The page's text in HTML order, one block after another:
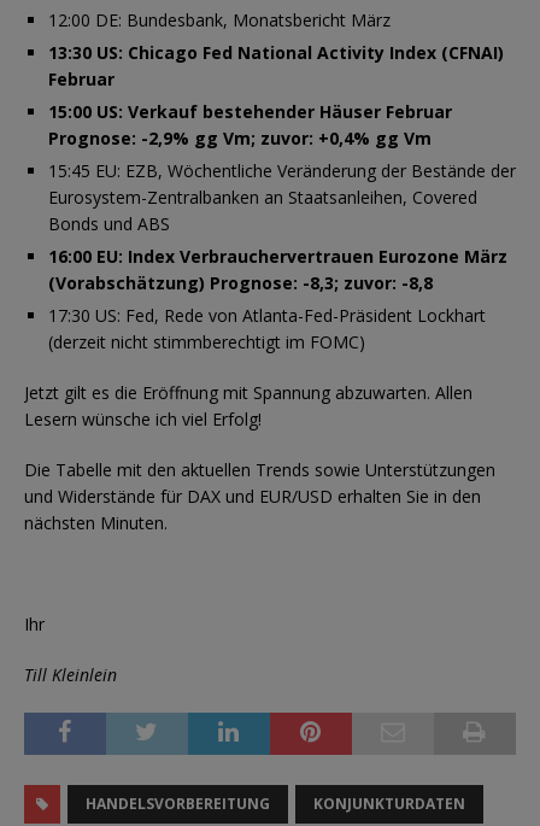
12:00 DE: Bundesbank, Monatsbericht März
13:30 US: Chicago Fed National Activity Index (CFNAI)
Februar
15:00 US: Verkauf bestehender Häuser Februar
Prognose: -2,9% gg Vm; zuvor: +0,4% gg Vm
15:45 EU: EZB, Wöchentliche Veränderung der Bestände der
Eurosystem-Zentralbanken an Staatsanleihen, Covered
Bonds und ABS
16:00 EU: Index Verbrauchervertrauen Eurozone März
(Vorabschätzung) Prognose: -8,3; zuvor: -8,8
17:30 US: Fed, Rede von Atlanta-Fed-Präsident Lockhart
(derzeit nicht stimmberechtigt im FOMC)
Jetzt gilt es die Eröffnung mit Spannung abzuwarten. Allen
Lesern wünsche ich viel Erfolg!
Die Tabelle mit den aktuellen Trends sowie Unterstützungen
und Widerstände für DAX und EUR/USD erhalten Sie in den
nächsten Minuten.
Ihr
Till Kleinlein
HANDELSVORBEREITUNG KONJUNKTURDATEN